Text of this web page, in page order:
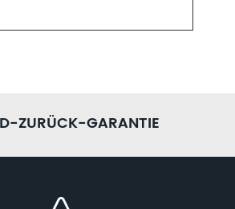
ZURÜCK-GARANTIE